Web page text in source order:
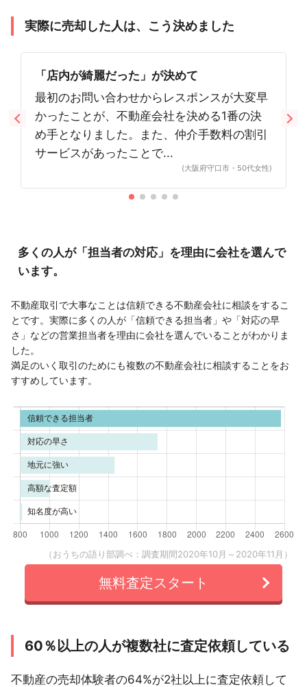
実際に売却した人は、こう決めました
「店内が綺麗だった」が決めて
最初のお問い合わせからレスポンスが大変早
かったことが、不動産会社を決める1番の決
め手となりました。また、仲介手数料の割引
サービスがあったことで...
(大阪府守口市・50代女性)
多くの人が「担当者の対応」を理由に会社を選んで
います。
不動産取引で大事なことは信頼できる不動産会社に相談をするこ
とです。実際に多くの人が「信頼できる担当者」や「対応の早
さ」などの営業担当者を理由に会社を選んでいることがわかりま
した。
満足のいく取引のためにも複数の不動産会社に相談することをお
すすめしています。
（おうちの語り部調べ：調査期間2020年10月～2020年11月）
無料査定スタート
60％以上の人が複数社に査定依頼している
不動産の売却体験者の64%が2社以上に査定依頼して